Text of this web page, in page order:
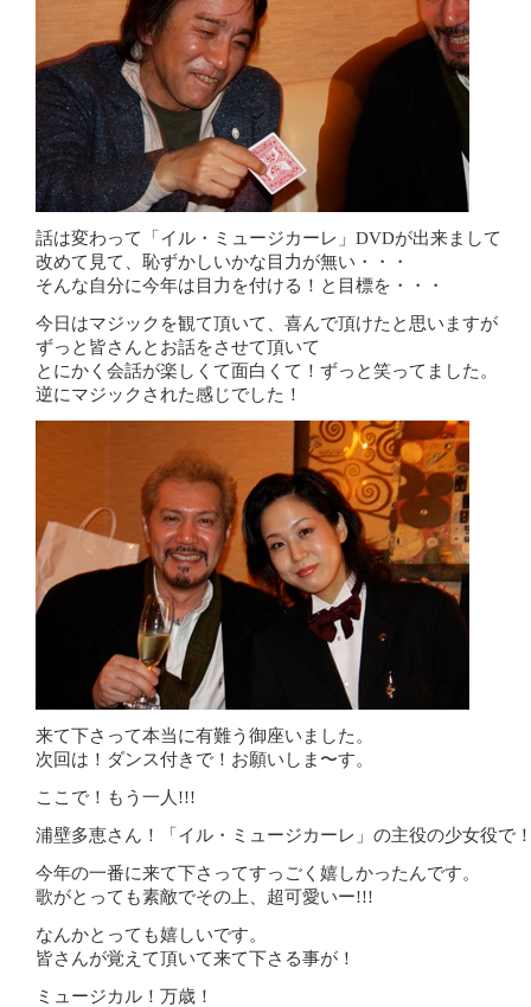
話は変わって「イル・ミュージカーレ」DVDが出来まして
改めて見て、恥ずかしいかな目力が無い・・・
そんな自分に今年は目力を付ける！と目標を・・・
今日はマジックを観て頂いて、喜んで頂けたと思いますが
ずっと皆さんとお話をさせて頂いて
とにかく会話が楽しくて面白くて！ずっと笑ってました。
逆にマジックされた感じでした！
来て下さって本当に有難う御座いました。
次回は！ダンス付きで！お願いしま〜す。
ここで！もう一人!!!
浦壁多恵さん！「イル・ミュージカーレ」の主役の少女役で
今年の一番に来て下さってすっごく嬉しかったんです。
歌がとっても素敵でその上、超可愛いー!!!
なんかとっても嬉しいです。
皆さんが覚えて頂いて来て下さる事が！
ミュージカル！万歳！